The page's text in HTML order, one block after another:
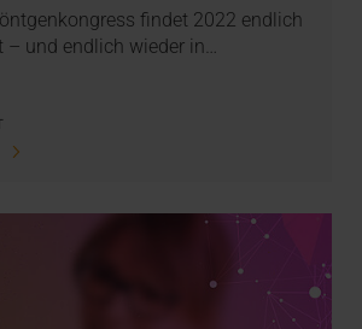
findet 2022 endlich
und endlich wieder in…